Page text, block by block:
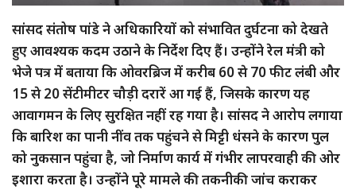
सांसद संतोष पांडे ने अधिकारियों को संभावित दुर्घटना को देखते
हुए आवश्यक कदम उठाने के निर्देश दिए हैं। उन्होंने रेल मंत्री को
भेजे पत्र में बताया कि ओवरब्रिज में करीब 60 से 70 फीट लंबी और
15 से 20 सेंटीमीटर चौड़ी दरारें आ गई हैं, जिसके कारण यह
आवागमन के लिए सुरक्षित नहीं रह गया है। सांसद ने आरोप लगाया
कि बारिश का पानी नींव तक पहुंचने से मिट्टी धंसने के कारण पुल
को नुकसान पहुंचा है, जो निर्माण कार्य में गंभीर लापरवाही की ओर
इशारा करता है। उन्होंने पूरे मामले की तकनीकी जांच कराकर